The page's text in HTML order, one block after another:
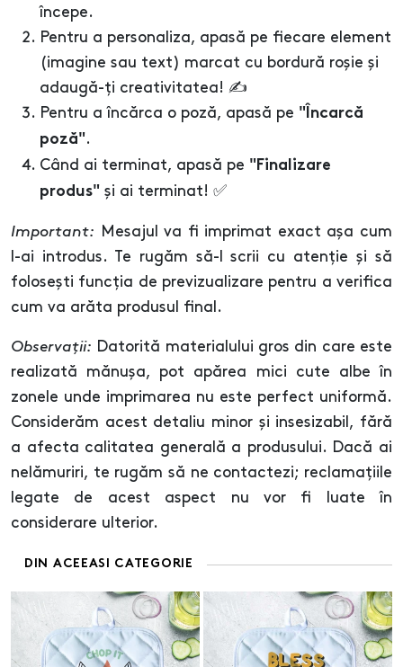
începe.
Pentru a personaliza, apasă pe fiecare element
(imagine sau text) marcat cu bordură roșie și
adaugă-ți creativitatea! ✍️
Pentru a încărca o poză, apasă pe "Încarcă
poză".
Când ai terminat, apasă pe "Finalizare
produs" și ai terminat! ✅
Important: Mesajul va fi imprimat exact așa cum
l-ai introdus. Te rugăm să-l scrii cu atenție și să
folosești funcția de previzualizare pentru a verifica
cum va arăta produsul final.
Observații: Datorită materialului gros din care este
realizată mănușa, pot apărea mici cute albe în
zonele unde imprimarea nu este perfect uniformă.
Considerăm acest detaliu minor și insesizabil, fără
a afecta calitatea generală a produsului. Dacă ai
nelămuriri, te rugăm să ne contactezi; reclamațiile
legate de acest aspect nu vor fi luate în
considerare ulterior.
DIN ACEEASI CATEGORIE